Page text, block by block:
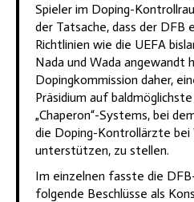
Spieler im Doping-
der Tatsache, dass der DFB
Richtlinien wie die UEFA
Nada und Wada angewandt
Dopingkommission daher,
Präsidium auf
„Chaperon“-Systems, bei
die Doping-Kontrollärzte
unterstützen, zu stellen.
Im einzelnen fasste die
folgende Beschlüsse als